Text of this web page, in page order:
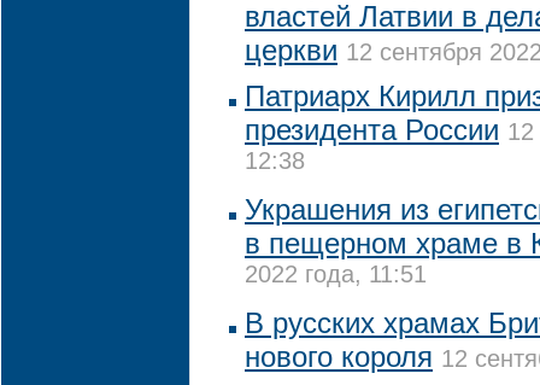
властей Латвии в
церкви 12 сентября
Патриарх Кирилл
президента России 12
12:38
Украшения из
в пещерном храме в
2022 года, 11:51
В русских храмах
нового короля 12